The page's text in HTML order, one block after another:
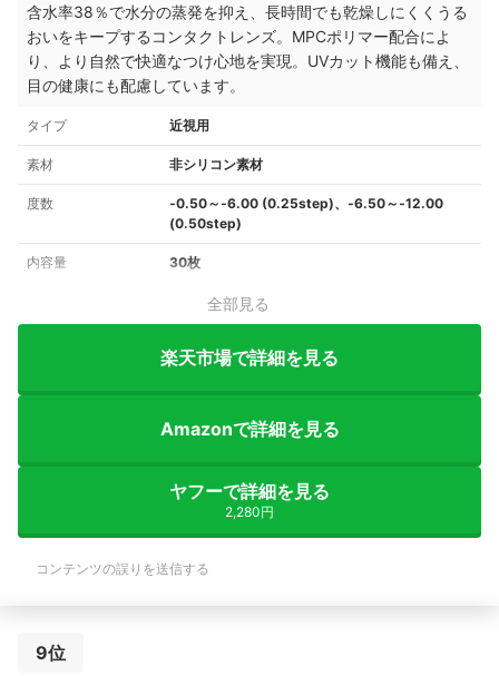
含水率38％で水分の蒸発を抑え、長時間でも乾燥しにくくうる
おいをキープするコンタクトレンズ。MPCポリマー配合によ
り、より自然で快適なつけ心地を実現。UVカット機能も備え、
目の健康にも配慮しています。
タイプ 近視用
素材 非シリコン素材
度数
‐0.50～‐6.00 (0.25step)、‐6.50～‐12.00
(0.50step)
内容量 30枚
全部見る
楽天市場で詳細を見る
Amazonで詳細を見る
ヤフーで詳細を見る
2,280円
コンテンツの誤りを送信する
9位